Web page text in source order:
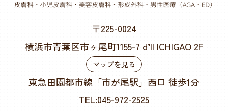
〒225-0024
横浜市青葉区市ヶ尾町1155-7 d’ll ICHIGAO 2F
マップを見る
東急田園都市線「市が尾駅」西口 徒歩1分
TEL:045-972-2525